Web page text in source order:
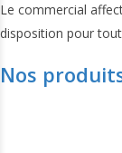
Le commercial
disposition pour
Nos